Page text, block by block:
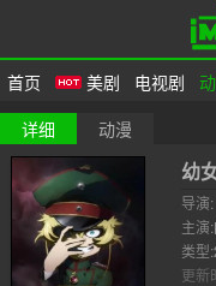
首页 美剧 电视剧
详细 动漫
幼
导演
主演:
类型:
更新